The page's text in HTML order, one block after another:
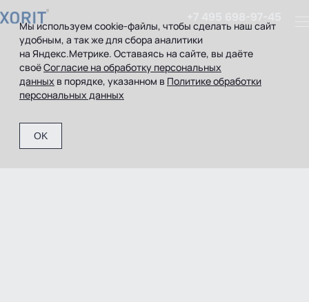
Современная ИТ-
инфраструктура для малого
бизнеса
Мы используем cookie-файлы, чтобы сделать наш сайт
удобным, а так же для сбора аналитики
на Яндекс.Метрике. Оставаясь на сайте, вы даёте
своёСогласие на обработку персональных
данных в порядке, указанном в Политике обработки
персональных данных
OK